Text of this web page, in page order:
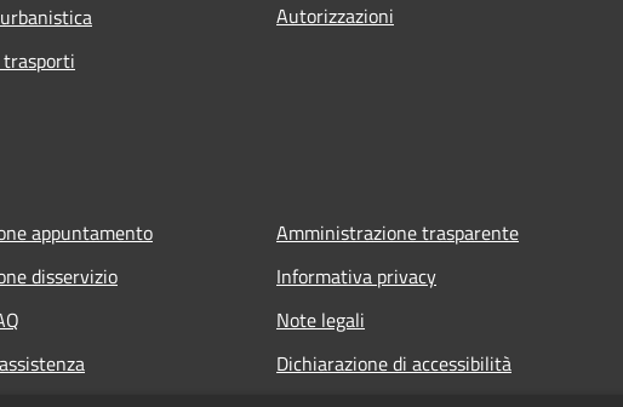
Autorizzazioni
appuntamento
disservizio
Amministrazione trasparente
Informativa privacy
Note legali
Dichiarazione di accessibilità